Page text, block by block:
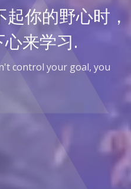
起你的野心时，
来学习.